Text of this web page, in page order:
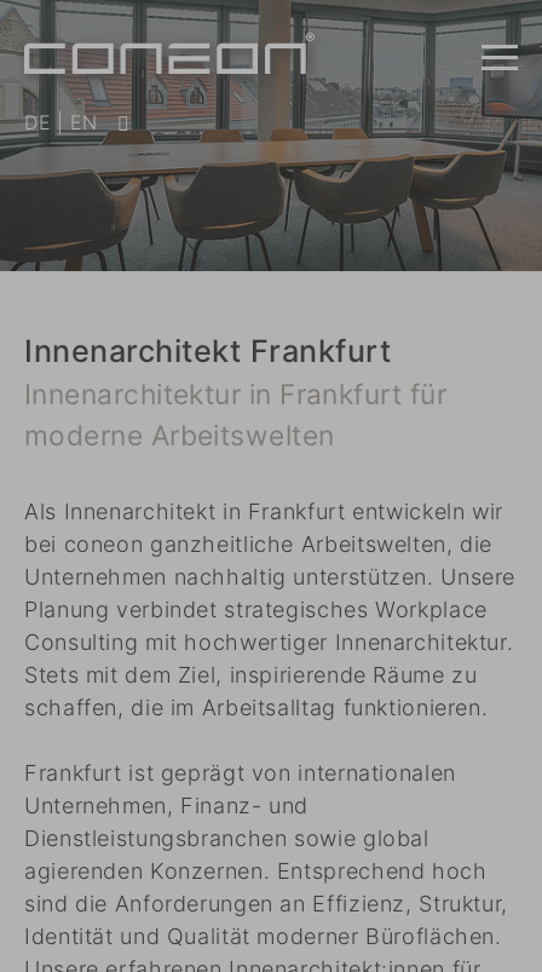
DE EN
Innenarchitekt Frankfurt
Innenarchitektur in Frankfurt für
moderne Arbeitswelten
Als Innenarchitekt in Frankfurt entwickeln wir
bei coneon ganzheitliche Arbeitswelten, die
Unternehmen nachhaltig unterstützen. Unsere
Planung verbindet strategisches Workplace
Consulting mit hochwertiger Innenarchitektur.
Stets mit dem Ziel, inspirierende Räume zu
schaffen, die im Arbeitsalltag funktionieren.
Frankfurt ist geprägt von internationalen
Unternehmen, Finanz- und
Dienstleistungsbranchen sowie global
agierenden Konzernen. Entsprechend hoch
sind die Anforderungen an Effizienz, Struktur,
Identität und Qualität moderner Büroflächen.